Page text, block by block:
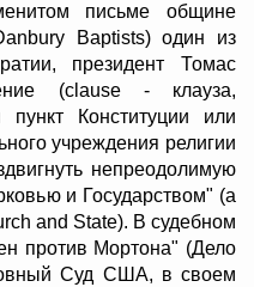
письме общине
Baptists) один из
президент Томас
(clause - клауза,
Конституции или
учреждения религии
непреодолимую
и Государством" (a
and State). В судебном
против Мортона" (Дело
Суд США, в своем